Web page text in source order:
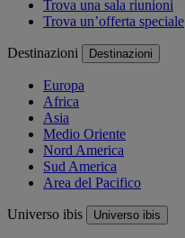
Trova una sala riunioni
Trova un’offerta speciale
Destinazioni Destinazioni
Europa
Africa
Asia
Medio Oriente
Nord America
Sud America
Area del Pacifico
Universo ibis Universo ibis